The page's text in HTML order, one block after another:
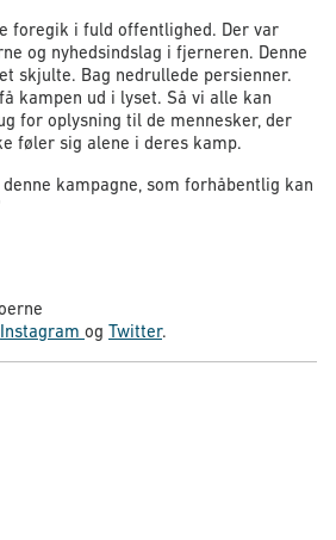
foregik i fuld offentlighed. Der var
og nyhedsindslag i fjerneren. Denne
skjulte. Bag nedrullede persienner.
kampen ud i lyset. Så vi alle kan
for oplysning til de mennesker, der
føler sig alene i deres kamp.
kampagne, som forhåbentlig kan
Instagram og Twitter.